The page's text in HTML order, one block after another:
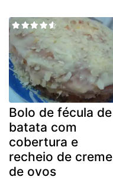
Bolo de fécula de
batata com
cobertura e
recheio de creme
de ovos